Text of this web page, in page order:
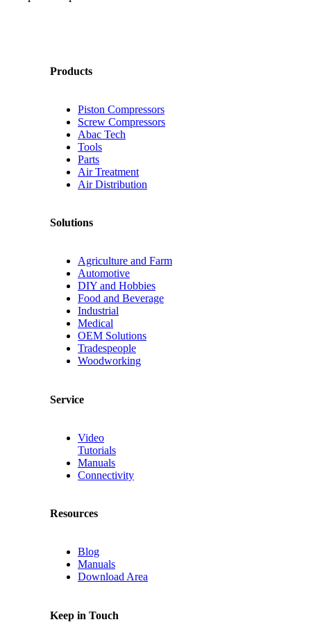
Products
Piston Compressors
Screw Compressors
Abac Tech
Tools
Parts
Air Treatment
Air Distribution
Solutions
Agriculture and Farm
Automotive
DIY and Hobbies
Food and Beverage
Industrial
Medical
OEM Solutions
Tradespeople
Woodworking
Service
Video
Tutorials
Manuals
Connectivity
Resources
Blog
Manuals
Download Area
Keep in Touch